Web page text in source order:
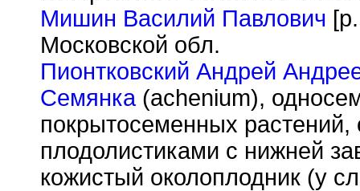
Мишин Василий Павлович
Московской обл.
Пионтковский Андрей
Семянка(achenium),
покрытосеменных
плодолистиками с нижней
кожистый околоплодник (у